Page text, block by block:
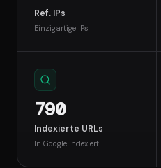
Ref. IPs
Einzigartige IPs
790
Indexierte URLs
In Google indexiert